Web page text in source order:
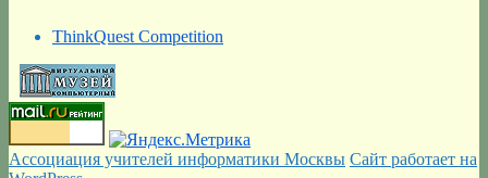
ThinkQuest Competition
Ассоциация учителей информатики Москвы Сайт работает на